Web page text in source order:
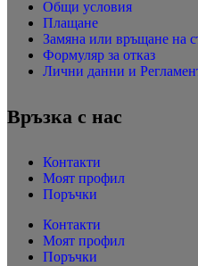
Общи условия
Плащане
Замяна или връщане на
Формуляр за отказ
Лични данни и
Връзка с нас
Контакти
Моят профил
Поръчки
Контакти
Моят профил
Поръчки